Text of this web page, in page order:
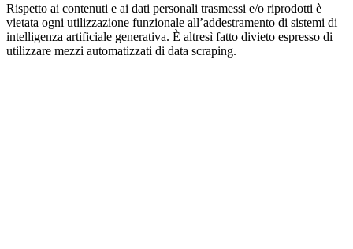
Rispetto ai contenuti e ai dati personali trasmessi e/o riprodotti è
vietata ogni utilizzazione funzionale all’addestramento di sistemi di
intelligenza artificiale generativa. È altresì fatto divieto espresso di
utilizzare mezzi automatizzati di data scraping.